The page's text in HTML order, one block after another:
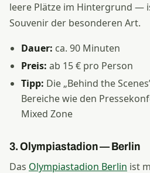
leere Plätze im Hintergrund —
Souvenir der besonderen Art.
Dauer: ca. 90 Minuten
Preis: ab 15 € pro Person
Tipp: Die „Behind the
Bereiche wie den
Mixed Zone
3. Olympiastadion — Berlin
Das Olympiastadion Berlin ist